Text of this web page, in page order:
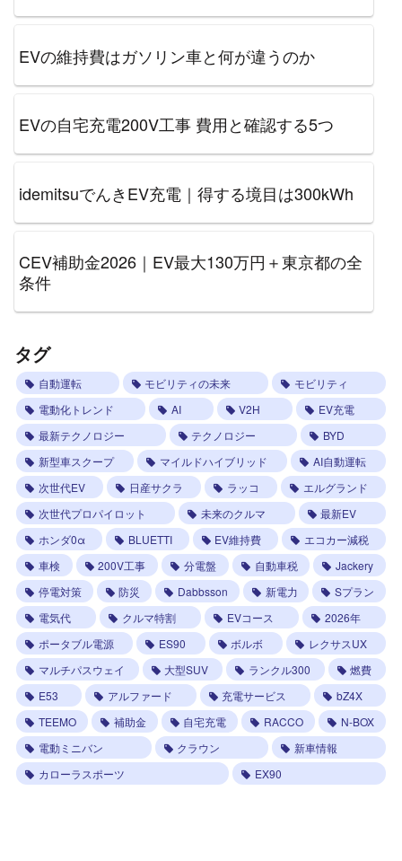
EVの維持費はガソリン車と何が違うのか
EVの自宅充電200V工事 費用と確認する5つ
idemitsuでんきEV充電｜得する境目は300kWh
CEV補助金2026｜EV最大130万円＋東京都の全
条件
タグ
自動運転 モビリティの未来
モビリティ
電動化トレンド
AI V2H
EV充電
最新テクノロジー
テクノロジー
BYD
新型車スクープ
マイルドハイブリッド
AI自動運転
次世代EV
日産サクラ ラッコ
エルグランド
次世代プロパイロット
未来のクルマ
最新EV
ホンダ0α
BLUETTI EV維持費
エコカー減税
車検
200V工事 分電盤 自動車税
Jackery
停電対策
防災 Dabbsson 新電力
Sプラン
電気代
クルマ特割 EVコース
2026年
ポータブル電源
ES90 ボルボ
レクサスUX
マルチパスウェイ
大型SUV ランクル300
燃費
E53
アルファード 充電サービス
bZ4X
TEEMO
補助金 自宅充電 RACCO
N-BOX
電動ミニバン
クラウン
新車情報
カローラスポーツ
EX90